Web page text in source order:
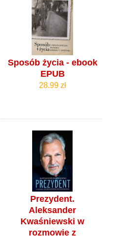
Sposób życia - ebook
EPUB
28.99 zł
Prezydent.
Aleksander
Kwaśniewski w
rozmowie z